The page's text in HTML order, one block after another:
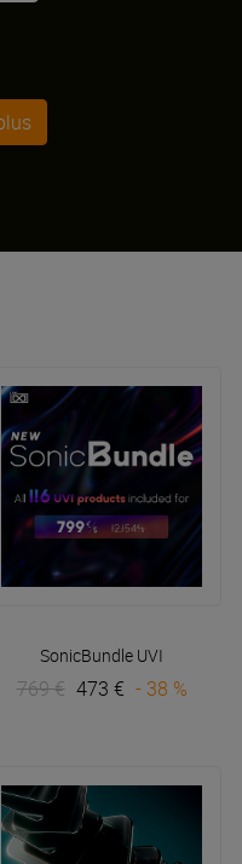
SonicBundle UVI
769 € 473 € - 38 %